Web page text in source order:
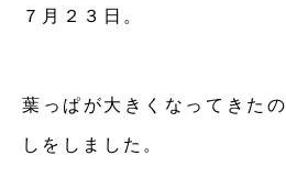
７月２３日。
葉っぱが大きくなってきた
しをしました。